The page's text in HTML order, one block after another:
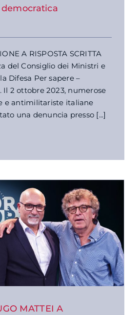
democratica
A RISPOSTA SCRITTA
del Consiglio dei Ministri e
Difesa Per sapere –
Il 2 ottobre 2023, numerose
e antimilitariste italiane
una denuncia presso [...]
MATTEI A